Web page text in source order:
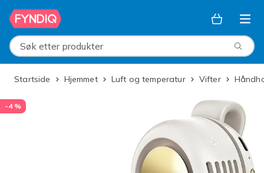
Hopp til hovedinnhold
Søk etter produkter
Startside Hjemmet Luft og temperatur Vifter
-4 %